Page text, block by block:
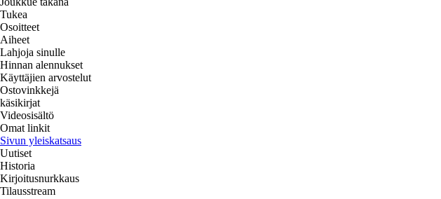
Tukea
Osoitteet
Aiheet
Lahjoja sinulle
Hinnan alennukset
Käyttäjien arvostelut
Ostovinkkejä
käsikirjat
Videosisältö
Omat linkit
Sivun yleiskatsaus
Uutiset
Historia
Kirjoitusnurkkaus
Tilausstream